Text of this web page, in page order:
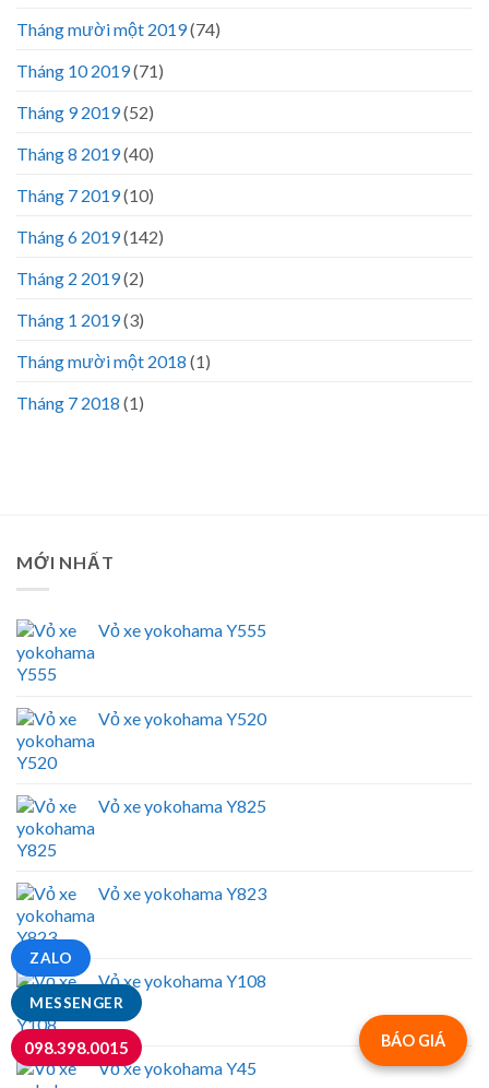
MESSENGER
ZALO
098.398.0015
Tháng mười một 2019(74)
Tháng 10 2019(71)
Tháng 9 2019(52)
Tháng 8 2019(40)
Tháng 7 2019(10)
Tháng 6 2019(142)
Tháng 2 2019(2)
Tháng 1 2019(3)
Tháng mười một 2018 (1)
Tháng 7 2018 (1)
MỚI NHẤT
Vỏ xe yokohama Y555
Vỏ xe yokohama Y520
Vỏ xe yokohama Y825
Vỏ xe yokohama Y823
Vỏ xe yokohama Y108
Vỏ xe yokohama Y45
BÁO GIÁ